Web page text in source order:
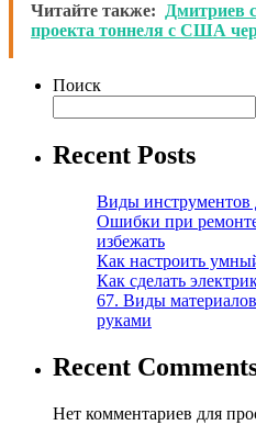
Читайте также:
Дмитриев
проекта тоннеля с США
Поиск
Recent Posts
Виды инструментов
Ошибки при
избежать
Как настроить
Как сделать
67. Виды
руками
Recent
Нет комментариев для